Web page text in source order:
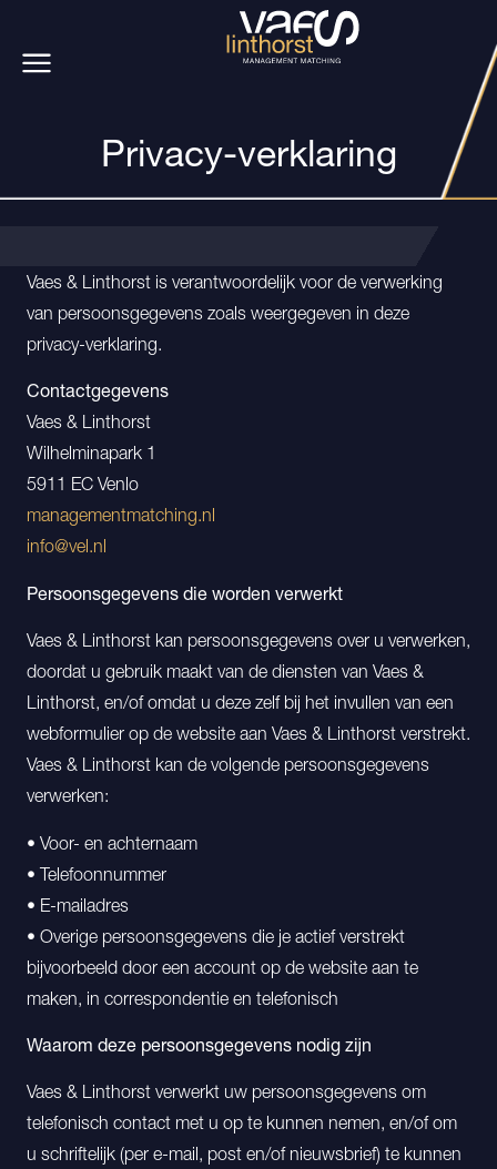
Privacy-verklaring
Vaes & Linthorst is verantwoordelijk voor de verwerking
van persoonsgegevens zoals weergegeven in deze
privacy-verklaring.
Contactgegevens
Vaes & Linthorst
Wilhelminapark 1
5911 EC Venlo
managementmatching.nl
info@vel.nl
Persoonsgegevens die worden verwerkt
Vaes & Linthorst kan persoonsgegevens over u verwerken,
doordat u gebruik maakt van de diensten van Vaes &
Linthorst, en/of omdat u deze zelf bij het invullen van een
webformulier op de website aan Vaes & Linthorst verstrekt.
Vaes & Linthorst kan de volgende persoonsgegevens
verwerken:
• Voor- en achternaam
• Telefoonnummer
• E-mailadres
• Overige persoonsgegevens die je actief verstrekt
bijvoorbeeld door een account op de website aan te
maken, in correspondentie en telefonisch
Waarom deze persoonsgegevens nodig zijn
Vaes & Linthorst verwerkt uw persoonsgegevens om
telefonisch contact met u op te kunnen nemen, en/of om
u schriftelijk (per e-mail, post en/of nieuwsbrief) te kunnen